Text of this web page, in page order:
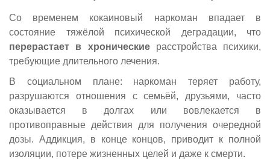
Со временем кокаиновый наркоман впадает в
состояние тяжёлой психической деградации, что
перерастает в хроническиерасстройства психики,
требующие длительного лечения.
В социальном плане: наркоман теряет работу,
разрушаются отношения с семьёй, друзьями, часто
оказывается в долгах или вовлекается в
противоправные действия для получения очередной
дозы. Аддикция, в конце концов, приводит к полной
изоляции, потере жизненных целей и даже к смерти.